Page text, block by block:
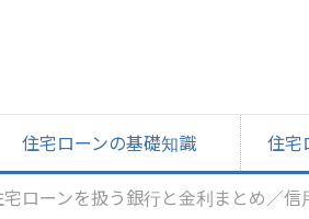
住宅ローンの基礎知識 住宅
ローンを扱う銀行と金利まとめ／信